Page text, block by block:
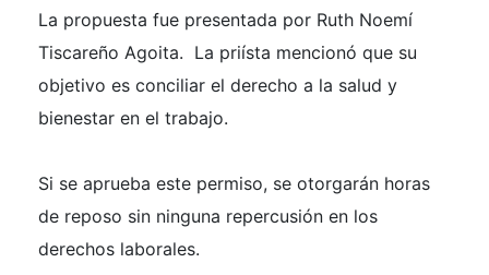
La propuesta fue presentada por Ruth Noemí
Tiscareño Agoita. La priísta mencionó que su
objetivo es conciliar el derecho a la salud y
bienestar en el trabajo.
Si se aprueba este permiso, se otorgarán horas
de reposo sin ninguna repercusión en los
derechos laborales.